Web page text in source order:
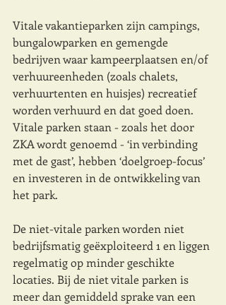
Vitale vakantieparken zijn campings,
bungalowparken en gemengde
bedrijven waar kampeerplaatsen en/of
verhuureenheden (zoals chalets,
verhuurtenten en huisjes) recreatief
worden verhuurd en dat goed doen.
Vitale parken staan - zoals het door
ZKA wordt genoemd - ‘in verbinding
met de gast’, hebben ‘doelgroep-focus’
en investeren in de ontwikkeling van
het park.
De niet-vitale parken worden niet
bedrijfsmatig geëxploiteerd 1 en liggen
regelmatig op minder geschikte
locaties. Bij de niet vitale parken is
meer dan gemiddeld sprake van een